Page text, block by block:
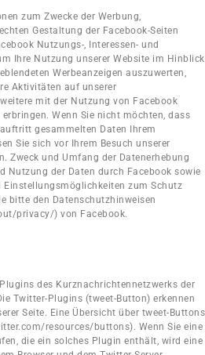
zum Zwecke der Werbung,
Gestaltung der Facebook-Seiten
Nutzungs-, Interessen- und
Ihre Nutzung unserer Website im Hinblick
Werbeanzeigen auszuwerten,
Aktivitäten auf unserer
mit der Nutzung von Facebook
Wenn Sie nicht möchten, dass
gesammelten Daten Ihrem
Sie sich vor Ihrem Besuch unserer
Zweck und Umfang der Datenerhebung
Nutzung der Daten durch Facebook sowie
Einstellungsmöglichkeiten zum Schutz
bitte den Datenschutzhinweisen
privacy/) von Facebook.
des Kurznachrichtennetzwerks der
Twitter-Plugins (tweet-Button) erkennen
Seite. Eine Übersicht über tweet-Buttons
resources/buttons). Wenn Sie eine
die ein solches Plugin enthält, wird eine